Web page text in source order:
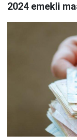
2024 emekli